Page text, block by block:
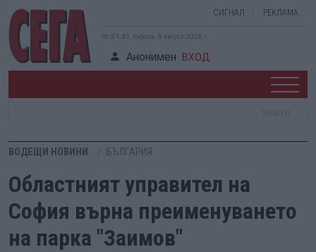
СИГНАЛ РЕКЛАМА
16:21:42, събота, 8 август 2026 г.
Анонимен ВХОД
ВОДЕЩИ НОВИНИ БЪЛГАРИЯ
Областният управител на
София върна преименуването
на парка "Заимов"